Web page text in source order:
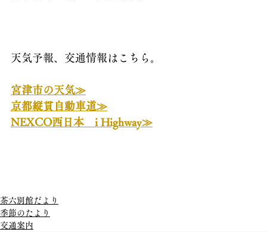
天気予報、交通情報はこちら。
宮津市の天気≫
京都縦貫自動車道≫
NEXCO西日本　i Highway≫
茶六別館だより
季節のたより
交通案内